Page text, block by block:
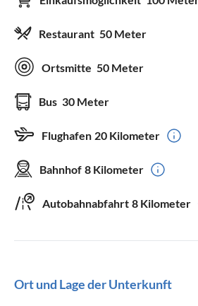
Restaurant 50 Meter
Ortsmitte 50 Meter
Bus 30 Meter
Flughafen 20 Kilometer
Bahnhof 8 Kilometer
Autobahnabfahrt 8 Kilometer
Ort und Lage der Unterkunft